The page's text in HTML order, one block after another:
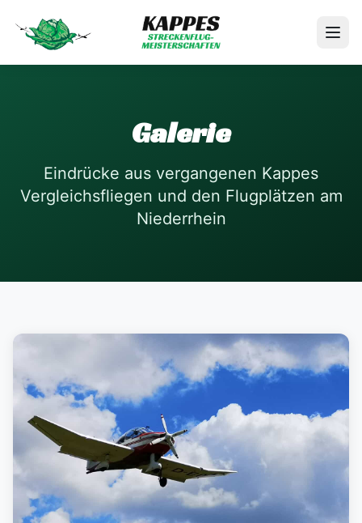
Galerie
Eindrücke aus vergangenen Kappes
Vergleichsfliegen und den Flugplätzen am
Niederrhein